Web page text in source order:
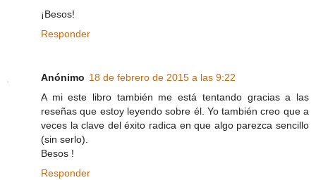
¡Besos!
Responder
Anónimo 18 de febrero de 2015 a las 9:22
A mi este libro también me está tentando gracias a las
reseñas que estoy leyendo sobre él. Yo también creo que a
veces la clave del éxito radica en que algo parezca sencillo
(sin serlo).
Besos !
Responder